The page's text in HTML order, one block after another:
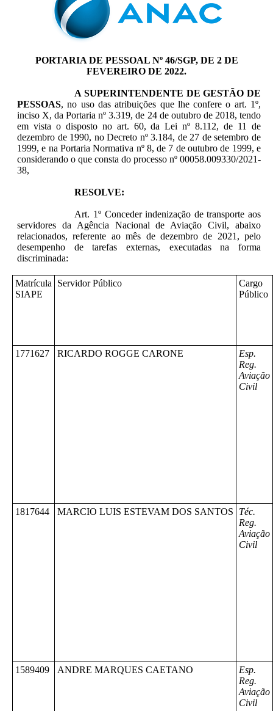
PORTARIA DE PESSOAL Nº 46/SGP, DE 2 DE
FEVEREIRO DE 2022.
A SUPERINTENDENTE DE GESTÃO DE
PESSOAS, no uso das atribuições que lhe confere o art. 1º,
inciso X, da Portaria nº 3.319, de 24 de outubro de 2018, tendo
em vista o disposto no art. 60, da Lei nº 8.112, de 11 de
dezembro de 1990, no Decreto nº 3.184, de 27 de setembro de
1999, e na Portaria Normativa nº 8, de 7 de outubro de 1999, e
considerando o que consta do processo nº 00058.009330/2021-
38,
RESOLVE:
Art. 1º Conceder indenização de transporte aos
servidores da Agência Nacional de Aviação Civil, abaixo
relacionados, referente ao mês de dezembro de 2021, pelo
desempenho de tarefas externas, executadas na forma
discriminada:
Matrícula
SIAPE
Servidor Público
Cargo
Público
1771627 RICARDO ROGGE CARONE
Esp.
Reg.
Aviação
Civil
1817644 MARCIO LUIS ESTEVAM DOS SANTOS
Téc.
Reg.
Aviação
Civil
1589409 ANDRE MARQUES CAETANO
Esp.
Reg.
Aviação
Civil